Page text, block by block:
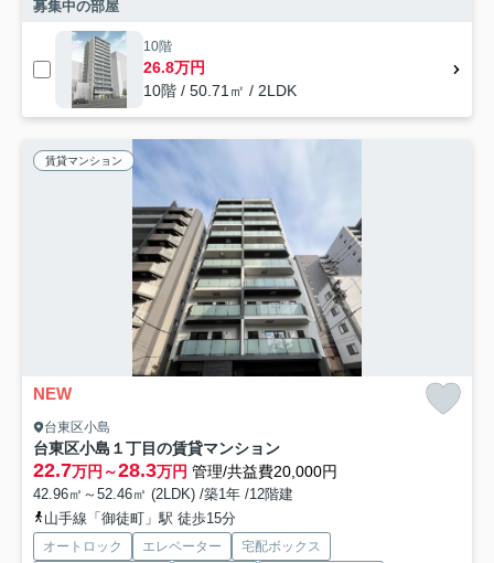
募集中の部屋
10階
26.8万円
10階 / 50.71㎡ / 2LDK
賃貸マンション
NEW
台東区小島
台東区小島１丁目の賃貸マンション
22.7万円～28.3万円 管理/共益費20,000円
42.96㎡～52.46㎡ (2LDK) /築1年 /12階建
山手線「御徒町」駅 徒歩15分
オートロック エレベーター 宅配ボックス